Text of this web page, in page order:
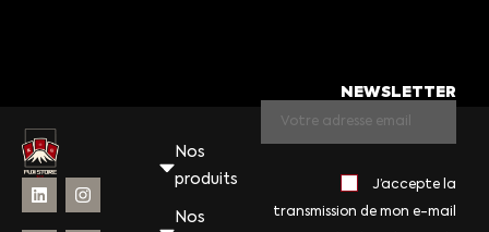
Nos
produits
Nos
NEWSLETTER
J’accepte la
transmission de mon e-mail